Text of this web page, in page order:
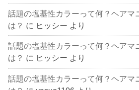
話題の塩基性カラーって何？ヘアマ
は？ に ヒッシー より
話題の塩基性カラーって何？ヘアマ
は？ に ヒッシー より
話題の塩基性カラーって何？ヘアマ